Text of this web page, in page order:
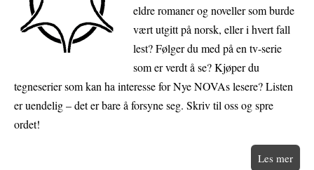
eldre romaner og noveller som burde
vært utgitt på norsk, eller i hvert fall
lest? Følger du med på en tv-serie
som er verdt å se? Kjøper du
tegneserier som kan ha interesse for Nye NOVAs lesere? Listen
er uendelig – det er bare å forsyne seg. Skriv til oss og spre
ordet!
Les mer